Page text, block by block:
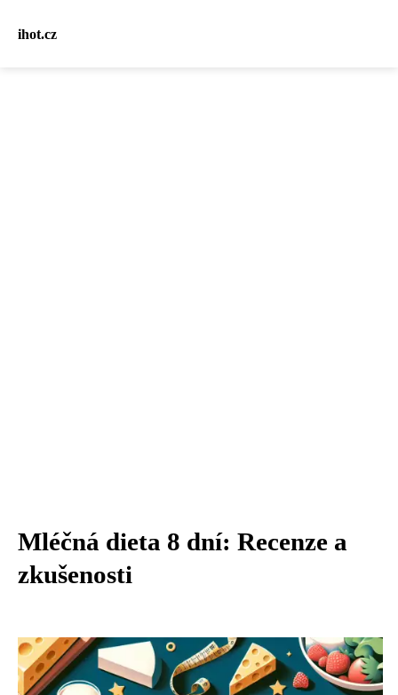
ihot.cz
Mléčná dieta 8 dní: Recenze a
zkušenosti